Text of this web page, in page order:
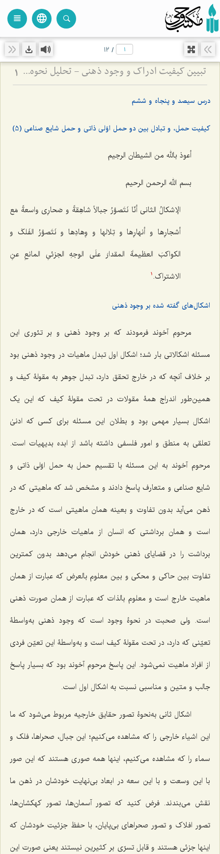
language
view_headline
/
12
تبیین کیفیت ادراک و وجود ذهنی - تحلیل نحوه ارتباط نفس با عالم مثال و صور خارجی 1
درس سیصد و پنجاه و ششم
کیفیت حمل، و تبادل بین دو حمل اوّلی ذاتی و حمل شایع صناعی (5)
أعوذ بالله من الشیطان الرجیم
بسم الله الرحمن الرحیم‌
الإشکالُ الثانی أنّا نَتَصوَّرُ جبالاً شاهِقةً و صَحارِى واسعةً مَع
أشجارِها و أنهارِها و تِلالها و وِهادِها و نَتَصوَّرُ الفَلکَ و
الکواکبَ العظیمةَ المقدارَ علَى الوجهِ الجزئیِ المانعِ عنِ
الاشتراک. 1
اشکال‌های گفته شده بر وجود ذهنی
مرحوم آخوند فرمودند که بر وجود ذهنی و بر تئوری این
مسئله اشکالاتی بار شد؛ اشکال اول تبدل ماهیات در وجود ذهنی بود
بر خلاف آنچه که در خارج تحقق دارد، تبدل جوهر به مقولۀ کیف و
همین‌طور اندراج همۀ مقولات در تحت مقولۀ کیف که این یک
اشکال بسیار مهمی بود و بطلان این مسئله برای کسی که ادنیٰ
تعلقی به منطق و امور فلسفی داشته باشد از ابده بدیهیات است.
مرحوم آخوند به این مسئله با تقسیم حمل به حمل اوّلی ذاتی و
شایع صناعی و متعارف پاسخ دادند و مشخص شد که ماهیتی که در
ذهن می‌آید بدون تفاوت و بعینه همان ماهیتی است که در خارج
است و همان برداشتی که انسان از ماهیات خارجی دارد، همان
برداشت را در قضایای ذهنی خودش انجام می‌دهد بدون کمترین
تفاوت بین حاکی و محکی و بین معلوم بالعرض که عبارت از همان
ماهیت خارج است و معلوم بالذات که عبارت از همان صورت ذهنی
است. ولی صحبت در نحوۀ وجود است که وجود ذهنی به‌واسطۀ
تعیّنی که دارد، در تحت مقولۀ کیف است و به‌واسطۀ این تعیّن فردی
از افراد ماهیت نمی‌شود. این پاسخ مرحوم آخوند بود که بسیار پاسخ
جالب و متین و مناسبی نسبت به اشکال اول است.
اشکال ثانی به‌نحوۀ تصور حقایق خارجیه مربوط می‌شود که ما
این اشیاء خارجی را که مشاهده می‌کنیم؛ این جبال، صحراها، فلک و
سماء را که مشاهده می‌کنیم، اینها همه صوری هستند که این صور
با این وسعت و با این سعه در ابعاد بی‌نهایت خودشان در ذهن ما
نقش می‌بندند. فرض کنید که تصور آسمان‌ها، تصور کهکشان‌ها،
تصور افلاک و تصور صحراهای بی‌پایان، با حفظ جزئیت خودشان که
اینها جزئی هستند و قابل تسرّی بر کثیرین نیستند یعنی صورت این